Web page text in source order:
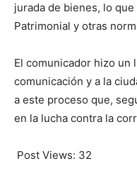
jurada de bienes, lo
Patrimonial y otras
El comunicador hizo un
comunicación y a la
a este proceso que,
en la lucha contra la
Post Views: 32